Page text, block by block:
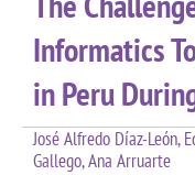
Informatics
in Peru
José Alfredo Díaz-León,
Gallego, Ana Arruarte